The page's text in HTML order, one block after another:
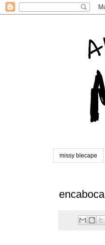
missy blecape
encaboca